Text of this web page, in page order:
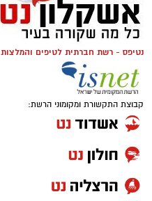
נטיפס - רשת חברתית לטיפים והמלצות
קבוצת התקשורת ומקומוני הרשת: